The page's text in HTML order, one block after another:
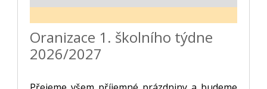
Oranizace 1. školního týdne
2026/2027